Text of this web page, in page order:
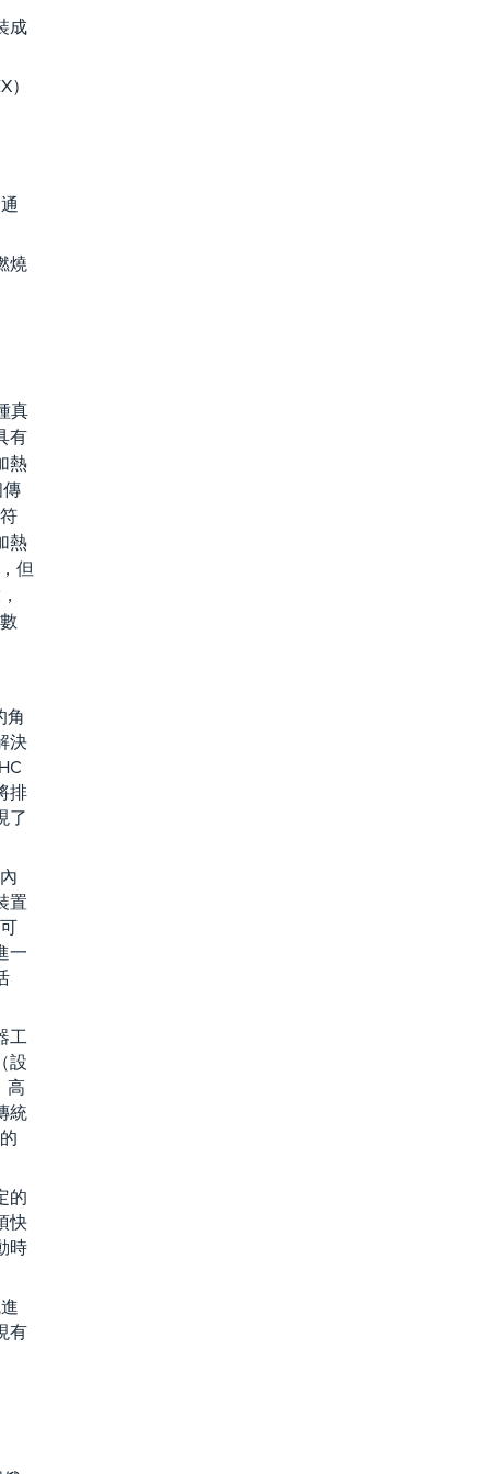
成
燒
真
有
熱
熱
但
角
決
排
了
置
一
工
設
高
統
的
快
時
有